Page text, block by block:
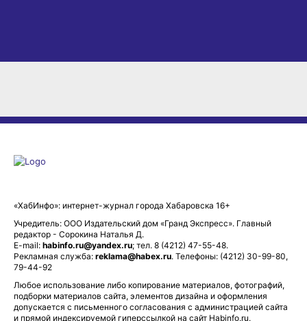
«ХабИнфо»: интернет-журнал города Хабаровска 16+
Учредитель: ООО Издательский дом «Гранд Экспресс». Главный
редактор - Сорокина Наталья Д.
E-mail: habinfo.ru@yandex.ru; тел. 8 (4212) 47-55-48.
Рекламная служба: reklama@habex.ru. Телефоны: (4212) 30-99-80,
79-44-92
Любое использование либо копирование материалов, фотографий,
подборки материалов сайта, элементов дизайна и оформления
допускается с письменного согласования с администрацией сайта
и прямой индексируемой гиперссылкой на сайт Habinfo.ru.